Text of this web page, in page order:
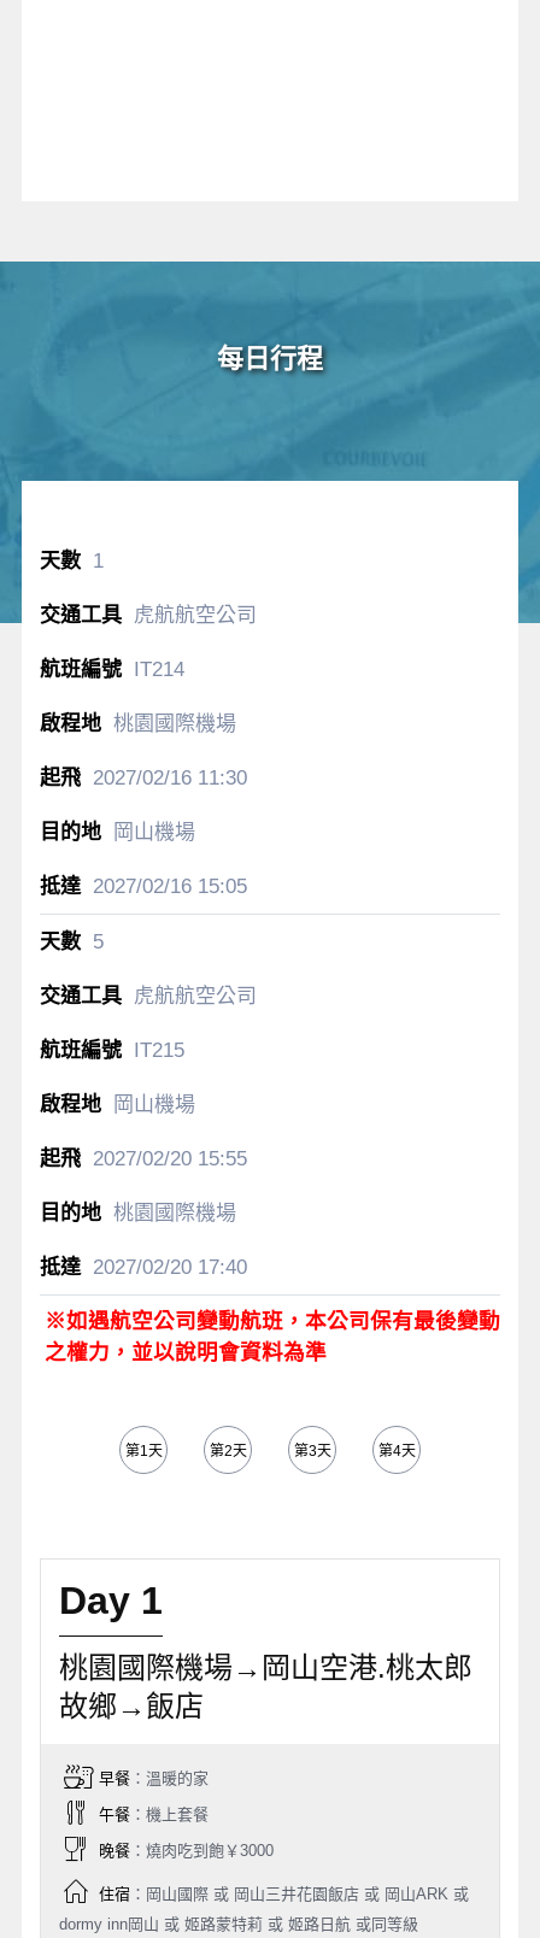
每日行程
1
虎航航空公司
IT214
桃園國際機場
2027/02/1611:30
岡山機場
2027/02/1615:05
5
虎航航空公司
IT215
岡山機場
2027/02/2015:55
桃園國際機場
2027/02/2017:40
※如遇航空公司變動航班，本公司保有最後變動
之權力，並以說明會資料為準
第1天 第2天 第3天 第4天
Day 1
桃園國際機場→岡山空港.桃太郎
故鄉→飯店
早餐：溫暖的家
午餐：機上套餐
晚餐：燒肉吃到飽￥3000
住宿：岡山國際 或 岡山三井花園飯店 或 岡山ARK 或
dormy inn岡山 或 姬路蒙特莉 或 姬路日航 或同等級